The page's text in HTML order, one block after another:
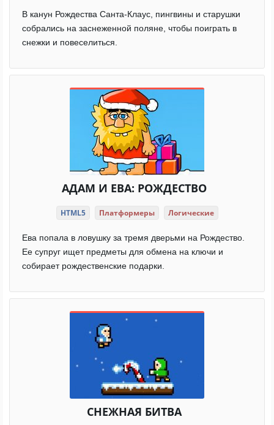
В канун Рождества Санта-Клаус, пингвины и старушки
собрались на заснеженной поляне, чтобы поиграть в
снежки и повеселиться.
АДАМ И ЕВА: РОЖДЕСТВО
HTML5 Платформеры Логические
Ева попала в ловушку за тремя дверьми на Рождество.
Ее супруг ищет предметы для обмена на ключи и
собирает рождественские подарки.
СНЕЖНАЯ БИТВА